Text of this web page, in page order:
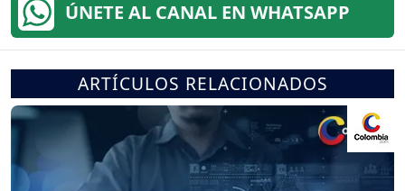
ÚNETE AL CANAL EN WHATSAPP
ARTÍCULOS RELACIONADOS